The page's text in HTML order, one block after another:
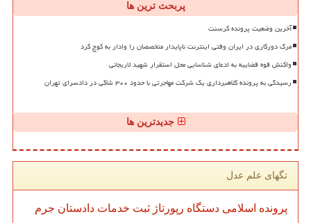
پربحث ترین ها
آخرین وضعیت پرونده کرسنت
مرگ دورکاری در ایران وقتی اینترنت ناپایدار متخصصان را وادار به کوچ کرد
واکنش قوه قضاییه به ادعای شناسایی محل استقرار شهید لاریجانی
رسیدگی به پرونده کلاهبرداری یک شرکت مهاجرتی با حدود ۳۰۰ شاکی در دادسرای تهران
جدیدترین ها
تگهای علم عدل
پرونده اسلامی دستگاه رپورتاژ ثبت خدمات دادستان جرم